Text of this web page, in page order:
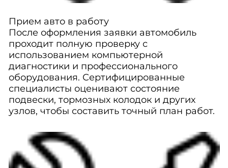
Прием авто в работу
После оформления заявки автомобиль
проходит полную проверку с
использованием компьютерной
диагностики и профессионального
оборудования. Сертифицированные
специалисты оценивают состояние
подвески, тормозных колодок и других
узлов, чтобы составить точный план работ.